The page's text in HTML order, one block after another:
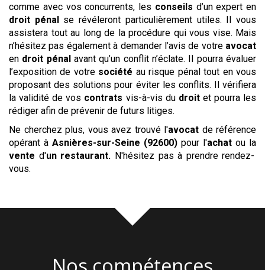
comme avec vos concurrents, les conseils d’un expert en
droit pénalse révéleront particulièrement utiles. Il vous
assistera tout au long de la procédure qui vous vise. Mais
n’hésitez pas également à demander l’avis de votre avocat
en droit pénalavant qu’un conflit n’éclate. Il pourra évaluer
l’exposition de votre société au risque pénal tout en vous
proposant des solutions pour éviter les conflits. Il vérifiera
la validité de vos contrats vis-à-vis du droitet pourra les
rédiger afin de prévenir de futurs litiges.
Ne cherchez plus, vous avez trouvé l'avocat de référence
opérant à Asnières-sur-Seine (92600) pour l'achat ou la
vente d'un restaurant. N'hésitez pas à prendre rendez-
vous.